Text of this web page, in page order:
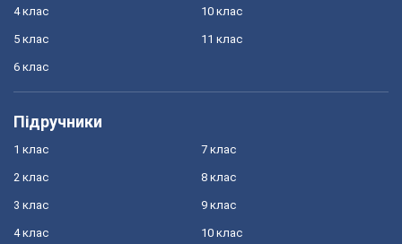
4 клас
5 клас
6 клас
10 клас
11 клас
Підручники
1 клас
2 клас
3 клас
4 клас
7 клас
8 клас
9 клас
10 клас